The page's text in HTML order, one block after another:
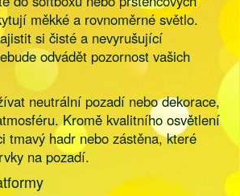
měkké a rovnoměrné světlo.
si čisté a nevyrušující
odvádět pozornost vašich
neutrální pozadí nebo dekorace,
Kromě kvalitního osvětlení
tmavý hadr nebo zástěna, které
na pozadí.